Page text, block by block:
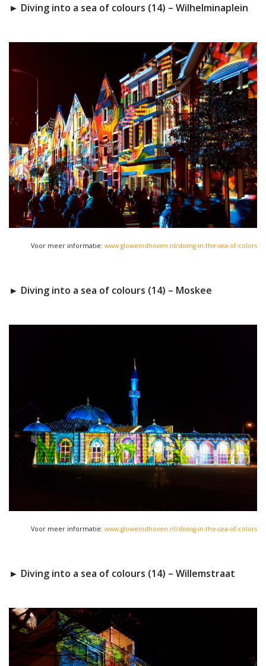
► Diving into a sea of colours (14) – Wilhelminaplein
Voor meer informatie: www.gloweindhoven.nl/diving-in-the-sea-of-colors
► Diving into a sea of colours (14) – Moskee
Voor meer informatie: www.gloweindhoven.nl/diving-in-the-sea-of-colors
► Diving into a sea of colours (14) – Willemstraat